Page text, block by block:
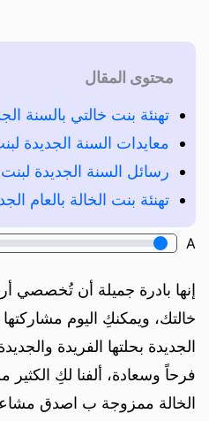
محتوى المقال
تهنئة بنت خالتي بالسنة
معايدات السنة الجديدة
رسائل السنة الجديدة
تهنئة بنت الخالة بالعام
A
إنها بادرة جميلة أن تُخصصي
خالتك، ويمكنكِ اليوم
الجديدة بحلتها الفريدة
فرحاً وسعادة، ألفنا لكِ الكثير
الخالة ممزوجة ب اصدق